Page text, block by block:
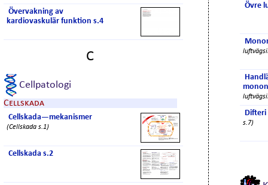
Övervakning av
kardiovaskulär funktion s.4
C
Cellpatologi
Cellskada
Cellskada—mekanismer
(Cellskada s.1)
Cellskada s.2
Övre
Difteri
s.7)